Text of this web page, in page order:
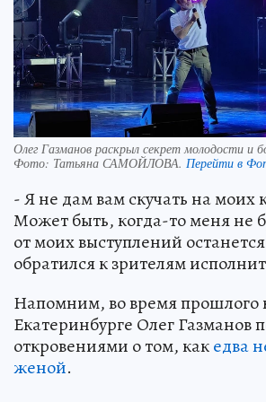
Олег Газманов раскрыл секрет молодости и
Фото: Татьяна САМОЙЛОВА. Перейти в
- Я не дам вам скучать на моих
Может быть, когда-то меня не
от моих выступлений
обратился к зрителям
Напомним, во время прошлого
Екатеринбурге Олег Газманов
откровениями о том, какедва
женой.